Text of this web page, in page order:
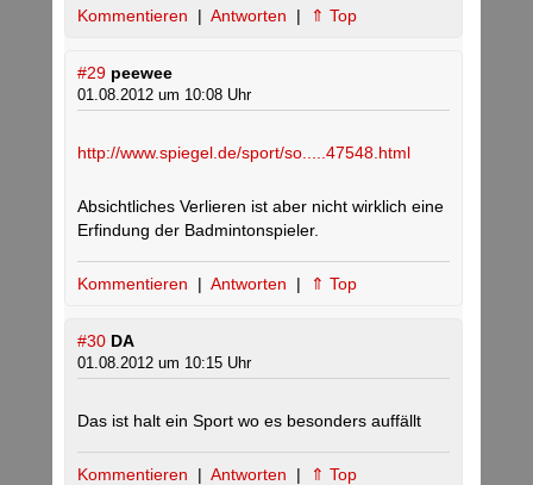
Kommentieren | Antworten | ⇑ Top
#29 peewee
01.08.2012 um 10:08 Uhr
http://www.spiegel.de/sport/so.....47548.html
Absichtliches Verlieren ist aber nicht wirklich eine
Erfindung der Badmintonspieler.
Kommentieren | Antworten | ⇑ Top
#30 DA
01.08.2012 um 10:15 Uhr
Das ist halt ein Sport wo es besonders auffällt
Kommentieren | Antworten | ⇑ Top